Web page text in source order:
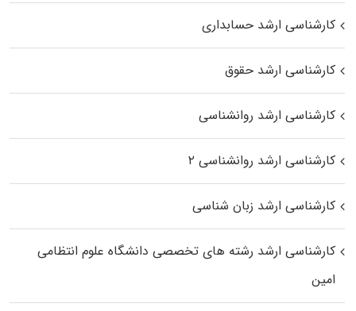
کارشناسی ارشد حسابداری
کارشناسی ارشد حقوق
کارشناسی ارشد روانشناسی
کارشناسی ارشد روانشناسی ۲
کارشناسی ارشد زبان شناسی
کارشناسی ارشد رﺷﺘﻪ ﻫﺎی تخصصی داﻧﺸﮕﺎه ﻋﻠﻮم انتظامی
اﻣﻴﻦ